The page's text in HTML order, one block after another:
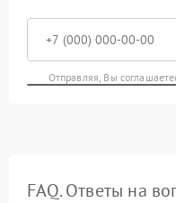
Отправляя, Вы
FAQ. Ответы на